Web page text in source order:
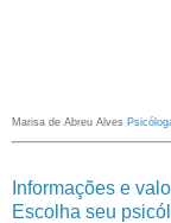
Marisa de Abreu Alves
Informações e
Escolha seu